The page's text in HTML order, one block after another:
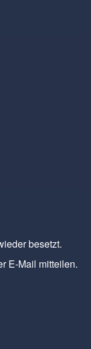
besetzt.
E-Mail mitteilen.